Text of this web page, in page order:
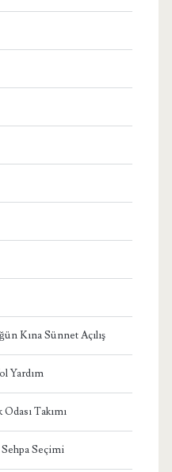
Kına Sünnet Açılış
Yardım
Takımı
Seçimi